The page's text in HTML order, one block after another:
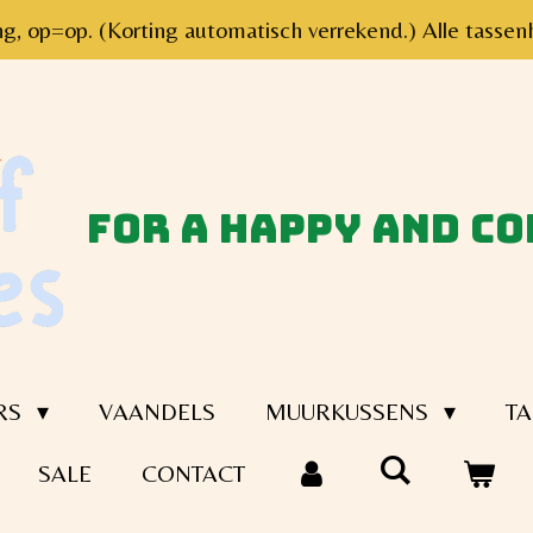
op=op. (Korting automatisch verrekend.) Alle
for a happy and
VAANDELS MUURKUSSENS
SALE CONTACT